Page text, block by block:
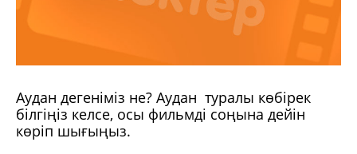
Аудан дегеніміз не? Аудан туралы көбірек
білгіңіз келсе, осы фильмді соңына дейін
көріп шығыңыз.